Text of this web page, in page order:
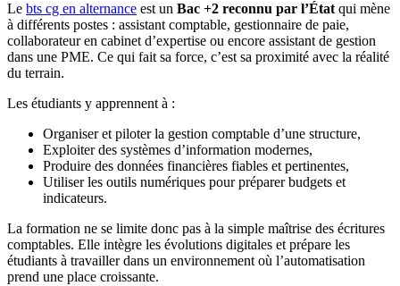
Le bts cg en alternance est un Bac +2 reconnu par l’État qui mène
à différents postes : assistant comptable, gestionnaire de paie,
collaborateur en cabinet d’expertise ou encore assistant de gestion
dans une PME. Ce qui fait sa force, c’est sa proximité avec la réalité
du terrain.
Les étudiants y apprennent à :
Organiser et piloter la gestion comptable d’une structure,
Exploiter des systèmes d’information modernes,
Produire des données financières fiables et pertinentes,
Utiliser les outils numériques pour préparer budgets et
indicateurs.
La formation ne se limite donc pas à la simple maîtrise des écritures
comptables. Elle intègre les évolutions digitales et prépare les
étudiants à travailler dans un environnement où l’automatisation
prend une place croissante.